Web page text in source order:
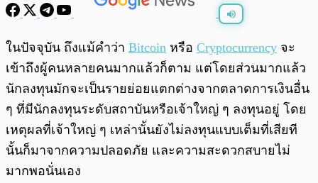
พร้อมเล่น
ในปัจจุบัน ถึงแม้คำว่า Bitcoin หรือ Cryptocurrency จะ
เข้าถึงผู้คนหลายคนมากแล้วก็ตาม แต่โดยส่วนมากแล้ว
นักลงทุนมักจะเป็นรายย่อยแตกต่างจากตลาดการเงินอื่น
ๆ ที่มีนักลงทุนระดับสถาบันหรือเจ้าใหญ่ ๆ ลงทุนอยู่ โดย
เหตุผลที่เจ้าใหญ่ ๆ เหล่านั้นยังไม่ลงทุนแบบเต็มที่เสียที
นั้นก็มาจากความปลอดภัย และความสะดวกสบายไม่
มากพอนั่นเอง